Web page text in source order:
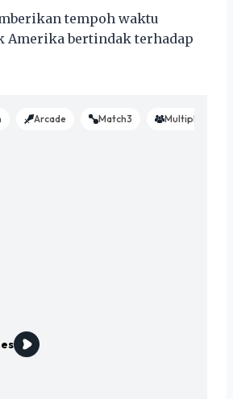
tempoh waktu
Amerika bertindak terhadap